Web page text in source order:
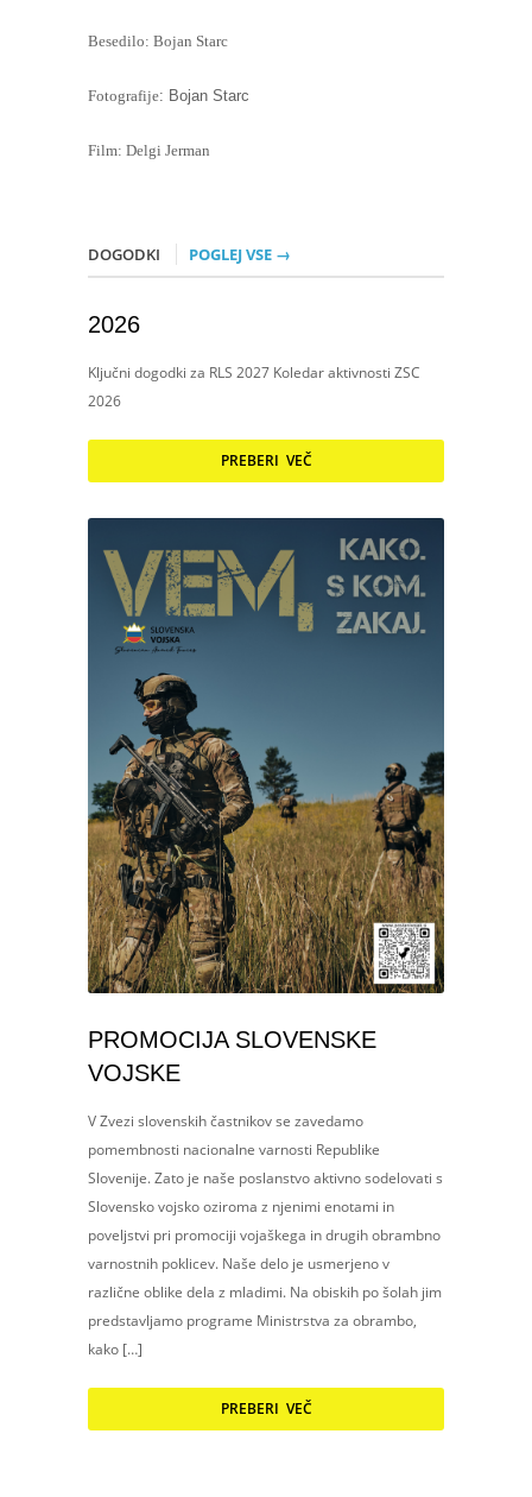
Besedilo: Bojan Starc
Fotografije: Bojan Starc
Film: Delgi Jerman
DOGODKI POGLEJ VSE →
2026
Ključni dogodki za RLS 2027 Koledar aktivnosti ZSC
2026
PREBERI VEČ
PROMOCIJA SLOVENSKE
VOJSKE
V Zvezi slovenskih častnikov se zavedamo
pomembnosti nacionalne varnosti Republike
Slovenije. Zato je naše poslanstvo aktivno sodelovati s
Slovensko vojsko oziroma z njenimi enotami in
poveljstvi pri promociji vojaškega in drugih obrambno
varnostnih poklicev. Naše delo je usmerjeno v
različne oblike dela z mladimi. Na obiskih po šolah jim
predstavljamo programe Ministrstva za obrambo,
kako […]
PREBERI VEČ